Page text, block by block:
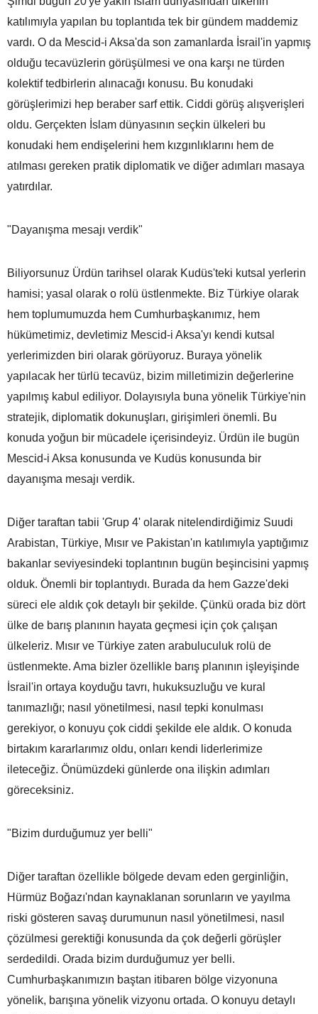
katılımıyla yapılan bu toplantıda tek bir gündem maddemiz
vardı. O da Mescid-i Aksa'da son zamanlarda İsrail'in yapmış
olduğu tecavüzlerin görüşülmesi ve ona karşı ne türden
kolektif tedbirlerin alınacağı konusu. Bu konudaki
görüşlerimizi hep beraber sarf ettik. Ciddi görüş alışverişleri
oldu. Gerçekten İslam dünyasının seçkin ülkeleri bu
konudaki hem endişelerini hem kızgınlıklarını hem de
atılması gereken pratik diplomatik ve diğer adımları masaya
yatırdılar.
"Dayanışma mesajı verdik"
Biliyorsunuz Ürdün tarihsel olarak Kudüs'teki kutsal yerlerin
hamisi; yasal olarak o rolü üstlenmekte. Biz Türkiye olarak
hem toplumumuzda hem Cumhurbaşkanımız, hem
hükümetimiz, devletimiz Mescid-i Aksa'yı kendi kutsal
yerlerimizden biri olarak görüyoruz. Buraya yönelik
yapılacak her türlü tecavüz, bizim milletimizin değerlerine
yapılmış kabul ediliyor. Dolayısıyla buna yönelik Türkiye'nin
stratejik, diplomatik dokunuşları, girişimleri önemli. Bu
konuda yoğun bir mücadele içerisindeyiz. Ürdün ile bugün
Mescid-i Aksa konusunda ve Kudüs konusunda bir
dayanışma mesajı verdik.
Diğer taraftan tabii 'Grup 4' olarak nitelendirdiğimiz Suudi
Arabistan, Türkiye, Mısır ve Pakistan'ın katılımıyla yaptığımız
bakanlar seviyesindeki toplantının bugün beşincisini yapmış
olduk. Önemli bir toplantıydı. Burada da hem Gazze'deki
süreci ele aldık çok detaylı bir şekilde. Çünkü orada biz dört
ülke de barış planının hayata geçmesi için çok çalışan
ülkeleriz. Mısır ve Türkiye zaten arabuluculuk rolü de
üstlenmekte. Ama bizler özellikle barış planının işleyişinde
İsrail'in ortaya koyduğu tavrı, hukuksuzluğu ve kural
tanımazlığı; nasıl yönetilmesi, nasıl tepki konulması
gerekiyor, o konuyu çok ciddi şekilde ele aldık. O konuda
birtakım kararlarımız oldu, onları kendi liderlerimize
ileteceğiz. Önümüzdeki günlerde ona ilişkin adımları
göreceksiniz.
"Bizim durduğumuz yer belli"
Diğer taraftan özellikle bölgede devam eden gerginliğin,
Hürmüz Boğazı'ndan kaynaklanan sorunların ve yayılma
riski gösteren savaş durumunun nasıl yönetilmesi, nasıl
çözülmesi gerektiği konusunda da çok değerli görüşler
serdedildi. Orada bizim durduğumuz yer belli.
Cumhurbaşkanımızın baştan itibaren bölge vizyonuna
yönelik, barışına yönelik vizyonu ortada. O konuyu detaylı